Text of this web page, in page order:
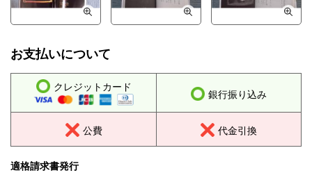
お支払いについて
クレジットカード
銀行振り込み
公費 代金引換
適格請求書発行